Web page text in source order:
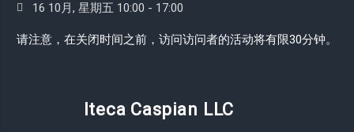
16 10月, 星期五 10:00 - 17:00
请注意，在关闭时间之前，访问访问者的活动将有限30分钟。
Iteca Caspian LLC